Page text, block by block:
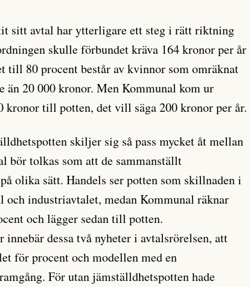
sitt avtal har ytterligare ett steg i rätt riktning
skulle förbundet kräva 164 kronor per år
till 80 procent består av kvinnor som omräknat
20 000 kronor. Men Kommunal kom ur
kronor till potten, det vill säga 200 kronor per år.
skiljer sig så pass mycket åt mellan
bör tolkas som att de sammanställt
olika sätt. Handels ser potten som skillnaden i
industriavtalet, medan Kommunal räknar
och lägger sedan till potten.
innebär dessa två nyheter i avtalsrörelsen, att
för procent och modellen med en
För utan jämställdhetspotten hade